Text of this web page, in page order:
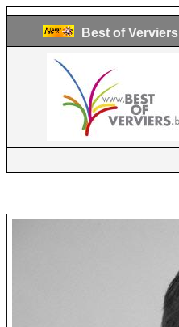
Best of Verviers